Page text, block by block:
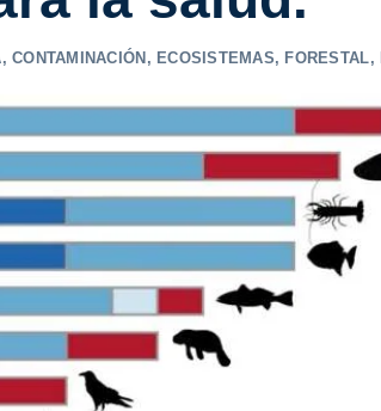
,CONTAMINACIÓN , ECOSISTEMAS, FORESTAL,